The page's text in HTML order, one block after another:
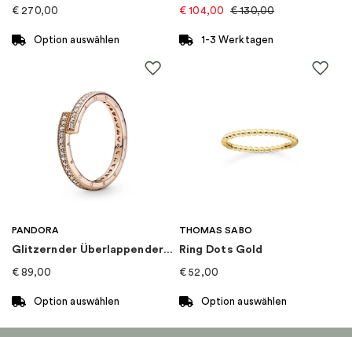
€ 270,00
Option auswählen
Varianten
auf
der
gewählt
werden
€ 104,00 €130,00
1-3 Werktagen
PANDORA
Glitzernder Überlappender Ring
€ 89,00
Option auswählen
THOMAS SABO
Ring Dots Gold
€ 52,00
Option auswählen